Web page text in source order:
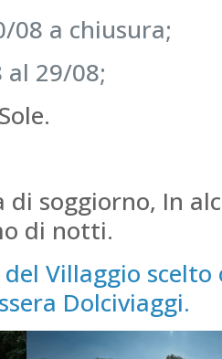
08 a chiusura;
al 29/08;
di soggiorno, In
di notti.
Villaggio scelto
Dolciviaggi.